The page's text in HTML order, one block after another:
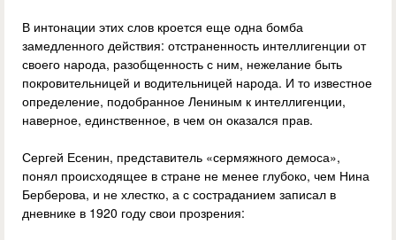
В интонации этих слов кроется еще одна бомба
замедленного действия: отстраненность интеллигенции от
своего народа, разобщенность с ним, нежелание быть
покровительницей и водительницей народа. И то известное
определение, подобранное Лениным к интеллигенции,
наверное, единственное, в чем он оказался прав.
Сергей Есенин, представитель «сермяжного демоса»,
понял происходящее в стране не менее глубоко, чем Нина
Берберова, и не хлестко, а с состраданием записал в
дневнике в 1920 году свои прозрения: